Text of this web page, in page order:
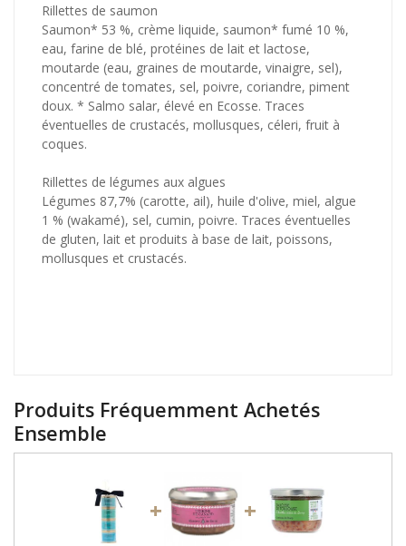
Rillettes de saumon
Saumon* 53 %, crème liquide, saumon* fumé 10 %,
eau, farine de blé, protéines de lait et lactose,
moutarde (eau, graines de moutarde, vinaigre, sel),
concentré de tomates, sel, poivre, coriandre, piment
doux. * Salmo salar, élevé en Ecosse. Traces
éventuelles de crustacés, mollusques, céleri, fruit à
coques.
Rillettes de légumes aux algues
Légumes 87,7% (carotte, ail), huile d'olive, miel, algue
1 % (wakamé), sel, cumin, poivre. Traces éventuelles
de gluten, lait et produits à base de lait, poissons,
mollusques et crustacés.
Produits Fréquemment Achetés
Ensemble
+ +